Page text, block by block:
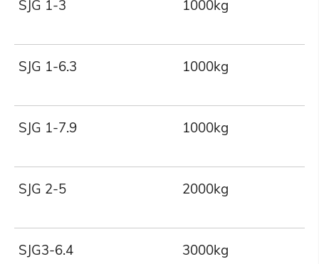
SJG 1-3 1000kg
SJG 1-6.3 1000kg
SJG 1-7.9 1000kg
SJG 2-5 2000kg
SJG3-6.4 3000kg